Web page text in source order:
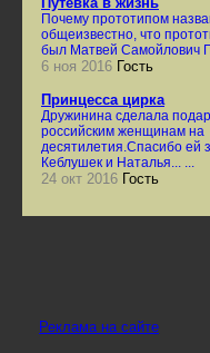
Почему прототипом
общеизвестно, что
был Матвей Самойлович
6 ноя 2016 Гость
Принцесса цирка
Дружинина сделала
российским женщинам на
десятилетия.Спасибо ей
Кеблушек и Наталья... ...
24 окт 2016 Гость
Реклама на сайте